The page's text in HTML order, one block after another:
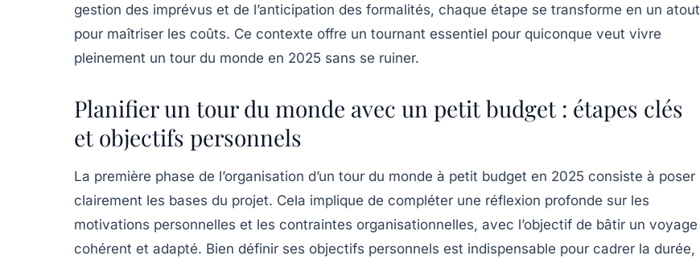
gestion des imprévus et de l’anticipation des formalités, chaque étape se transforme en un atout
pour maîtriser les coûts. Ce contexte offre un tournant essentiel pour quiconque veut vivre
pleinement un tour du monde en 2025 sans se ruiner.
Planifier un tour du monde avec un petit budget : étapes clés
et objectifs personnels
La première phase de l’organisation d’un tour du monde à petit budget en 2025 consiste à poser
clairement les bases du projet. Cela implique de compléter une réflexion profonde sur les
motivations personnelles et les contraintes organisationnelles, avec l’objectif de bâtir un voyage
cohérent et adapté. Bien définir ses objectifs personnels est indispensable pour cadrer la durée,